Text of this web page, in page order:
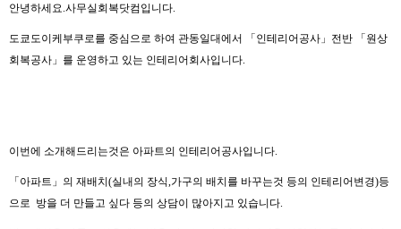
안녕하세요.사무실회복닷컴입니다.
도쿄도이케부쿠로를 중심으로 하여 관동일대에서 「인테리어공사」전반 「원상
회복공사」를 운영하고 있는 인테리어회사입니다.
이번에 소개해드리는것은 아파트의 인테리어공사입니다.
「아파트」의 재배치(실내의 장식,가구의 배치를 바꾸는것 등의 인테리어변경)등
으로 방을 더 만들고 싶다 등의 상담이 많아지고 있습니다.